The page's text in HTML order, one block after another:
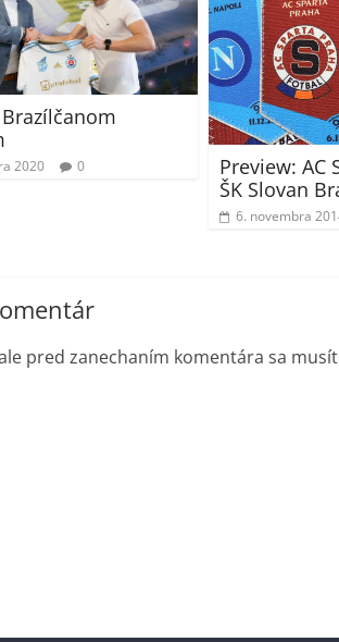
2020 0
Preview: AC
ŠK Slovan
6. novembra
pred zanechaním komentára sa